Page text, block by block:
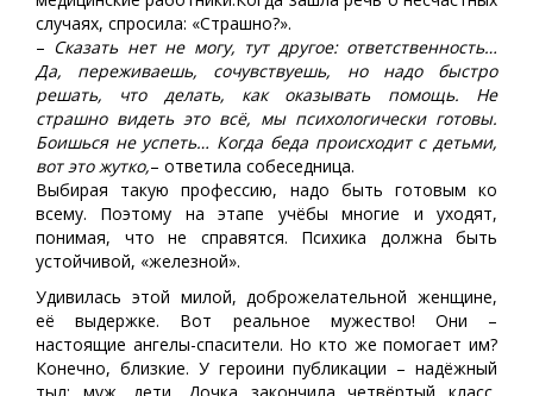
случаях, спросила: «Страшно?».
– Сказать нет не могу, тут другое: ответственность…
Да, переживаешь, сочувствуешь, но надо быстро
решать, что делать, как оказывать помощь. Не
страшно видеть это всё, мы психологически готовы.
Боишься не успеть… Когда беда происходит с детьми,
вот это жутко,– ответила собеседница.
Выбирая такую профессию, надо быть готовым ко
всему. Поэтому на этапе учёбы многие и уходят,
понимая, что не справятся. Психика должна быть
устойчивой, «железной».
Удивилась этой милой, доброжелательной женщине,
её выдержке. Вот реальное мужество! Они –
настоящие ангелы-спасители. Но кто же помогает им?
Конечно, близкие. У героини публикации – надёжный
тыл: муж, дети. Дочка закончила четвёртый класс,